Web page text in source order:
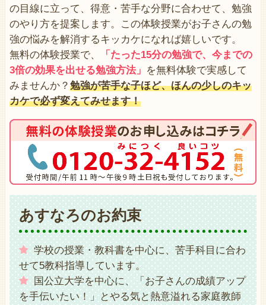
の目線に立って、得意・苦手な分野に合わせて、勉強
のやり方を提案します。この体験授業がお子さんの勉
強の悩みを解消するキッカケになれば嬉しいです。
無料の体験授業で、
「たった15分の勉強で、今までの
3倍の効果を出せる勉強方法」 を無料体験で実感して
みませんか？ 勉強が苦手な子ほど、ほんの少しのキッ
カケで必ず変えてみせます！
あすなろのお約束
学校の授業・教科書を中心に、苦手科目に合わ
せて5教科指導しています。
国公立大学を中心に、「お子さんの成績アップ
を手伝いたい！」とやる気と熱意溢れる家庭教師